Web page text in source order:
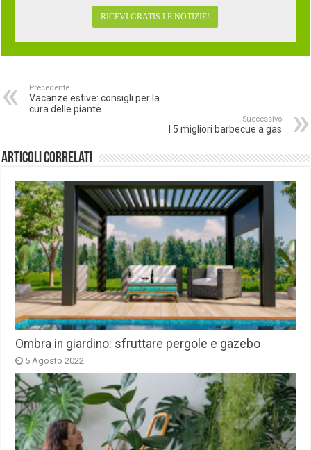
Precedente
Vacanze estive: consigli per la
cura delle piante
Successivo
I 5 migliori barbecue a gas
Articoli correlati
Ombra in giardino: sfruttare pergole e gazebo
5 Agosto 2022